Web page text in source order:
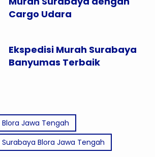
Cargo Udara
Ekspedisi Murah Surabaya
Banyumas Terbaik
Blora Jawa Tengah
Surabaya Blora Jawa Tengah